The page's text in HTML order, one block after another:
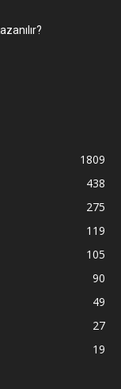
1809
438
275
119
105
90
49
27
19